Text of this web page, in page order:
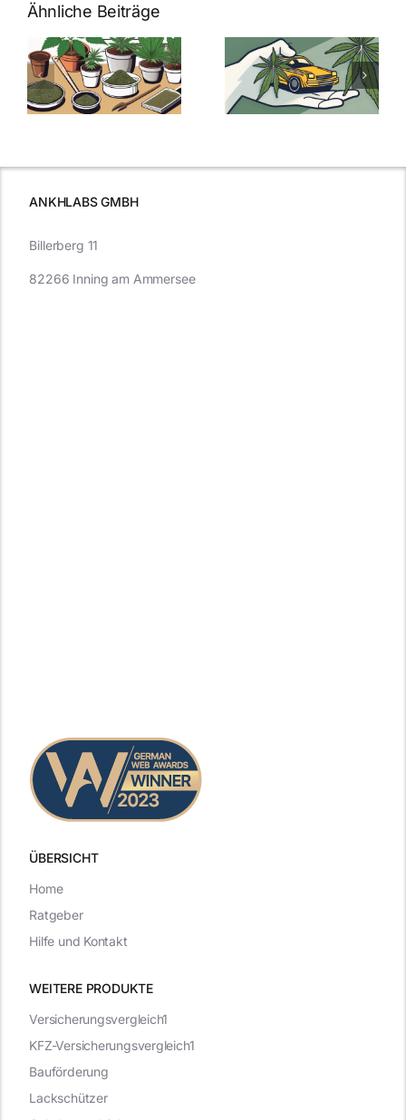
Ähnliche Beiträge
Neue THC-
Grenzwert-
Regelung:
Was Sie über
Cannabis und
müssen
Cannabis
Samen
kaufen: Alles
was Sie
ANKHLABS GMBH
ÜBERSICHT
WEITERE PRODUKTE
Billerberg 11
82266 Inning am Ammersee
Versicherungsvergleich1
KFZ-Versicherungsvergleich1
Bauförderung
Lackschützer
Home
Ratgeber
Hilfe und Kontakt